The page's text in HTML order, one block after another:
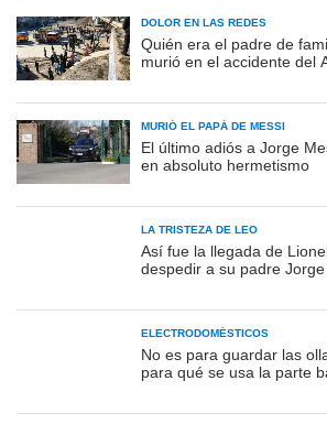
DOLOR EN LAS REDES
Quién era el padre de
murió en el accidente del
MURIÓ EL PAPÁ DE MESSI
El último adiós a Jorge
en absoluto hermetismo
LA TRISTEZA DE LEO
Así fue la llegada de
despedir a su padre
ELECTRODOMÉSTICOS
No es para guardar las
para qué se usa la parte